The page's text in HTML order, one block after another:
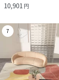
10,901円
7